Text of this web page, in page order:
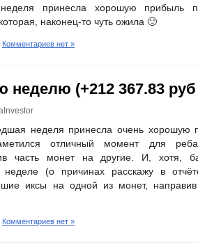
неделя принесла хорошую прибыль
наконец-то чуть ожила 🙂
Комментариев нет »
неделю (+212 367.83 руб
неделя принесла очень
отличный момент для
часть монет на другие. И, хотя,
неделе (о причинах расскажу в
иксы на одной из монет,
Комментариев нет »